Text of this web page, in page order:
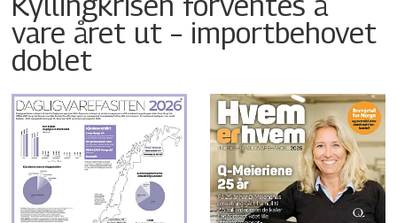
vare året ut – importbehovet
doblet